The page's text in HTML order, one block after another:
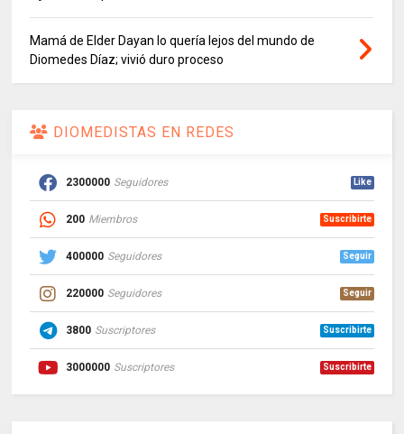
Mamá de Elder Dayan lo quería lejos del mundo de
Diomedes Díaz; vivió duro proceso
DIOMEDISTAS EN REDES
2300000 Seguidores Like
200 Miembros Suscribirte
400000 Seguidores Seguir
220000 Seguidores Seguir
3800 Suscriptores Suscribirte
3000000 Suscriptores Suscribirte